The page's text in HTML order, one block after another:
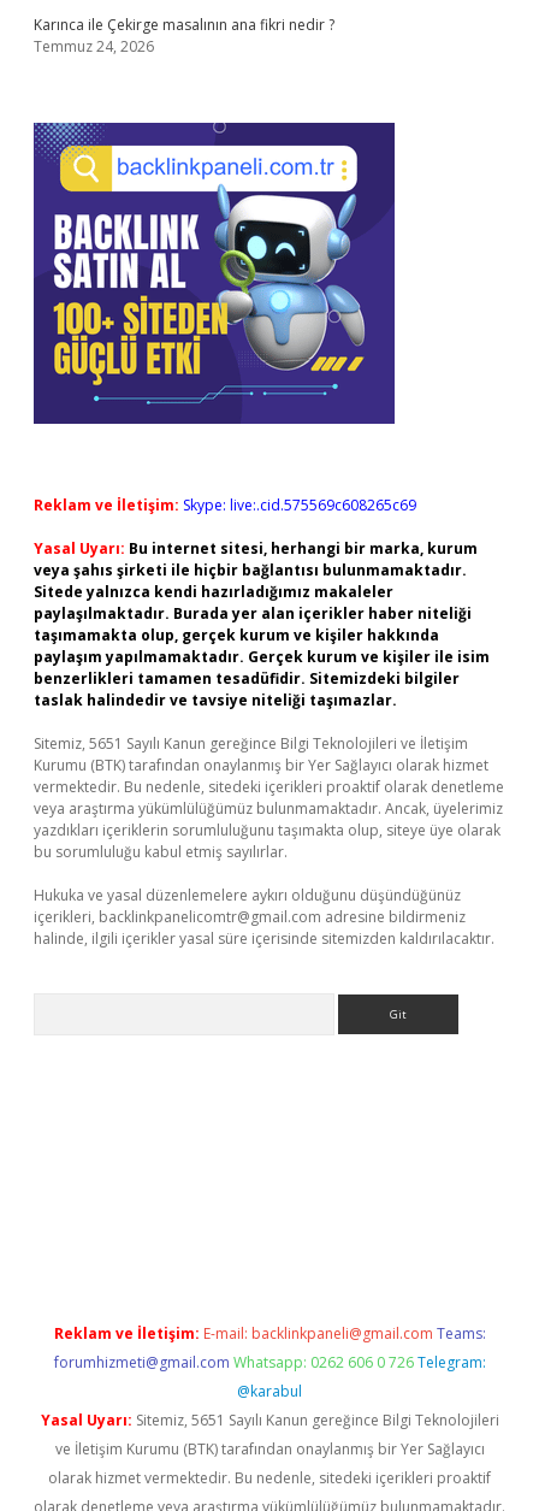
Karınca ile Çekirge masalının ana fikri nedir ?
Temmuz 24, 2026
Reklam ve İletişim: Skype: live:.cid.575569c608265c69
Yasal Uyarı: Bu internet sitesi, herhangi bir marka, kurum
veya şahıs şirketi ile hiçbir bağlantısı bulunmamaktadır.
Sitede yalnızca kendi hazırladığımız makaleler
paylaşılmaktadır. Burada yer alan içerikler haber niteliği
taşımamakta olup, gerçek kurum ve kişiler hakkında
paylaşım yapılmamaktadır. Gerçek kurum ve kişiler ile isim
benzerlikleri tamamen tesadüfidir. Sitemizdeki bilgiler
taslak halindedir ve tavsiye niteliği taşımazlar.
Sitemiz, 5651 Sayılı Kanun gereğince Bilgi Teknolojileri ve İletişim
Kurumu (BTK) tarafından onaylanmış bir Yer Sağlayıcı olarak hizmet
vermektedir. Bu nedenle, sitedeki içerikleri proaktif olarak denetleme
veya araştırma yükümlülüğümüz bulunmamaktadır. Ancak, üyelerimiz
yazdıkları içeriklerin sorumluluğunu taşımakta olup, siteye üye olarak
bu sorumluluğu kabul etmiş sayılırlar.
Hukuka ve yasal düzenlemelere aykırı olduğunu düşündüğünüz
içerikleri, backlinkpanelicomtr@gmail.com adresine bildirmeniz
halinde, ilgili içerikler yasal süre içerisinde sitemizden kaldırılacaktır.
Reklam ve İletişim: E-mail: backlinkpaneli@gmail.com Teams:
forumhizmeti@gmail.com Whatsapp: 0262 606 0 726 Telegram:
@karabul
Yasal Uyarı: Sitemiz, 5651 Sayılı Kanun gereğince Bilgi Teknolojileri
ve İletişim Kurumu (BTK) tarafından onaylanmış bir Yer Sağlayıcı
olarak hizmet vermektedir. Bu nedenle, sitedeki içerikleri proaktif
olarak denetleme veya araştırma yükümlülüğümüz bulunmamaktadır.